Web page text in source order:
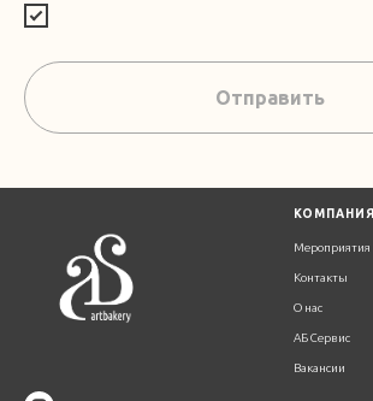
Отправить
КОМПАНИЯ
Мероприятия
Контакты
О нас
АБ Сервис
Вакансии